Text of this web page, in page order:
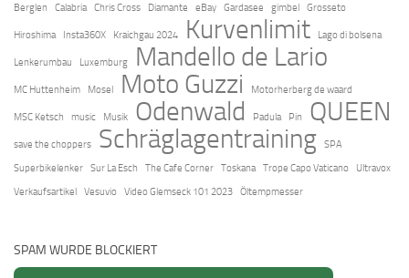
Berglen
Calabria Chris Cross Diamante eBay Gardasee gimbel Grosseto
Hiroshima Insta360X Kraichgau 2024 Kurvenlimit Lago di bolsena
Lenkerumbau Luxemburg Mandello de Lario
MC Huttenheim Mosel Moto Guzzi Motorherberg de waard
MSC Ketsch music Musik Odenwald Padula Pin QUEEN
save the choppers Schräglagentraining
SPA
Superbikelenker
Sur La Esch The Cafe Corner Toskana Trope Capo Vaticano
Ultravox
Verkaufsartikel
Vesuvio Video Glemseck 101 2023 Öltempmesser
SPAM WURDE BLOCKIERT